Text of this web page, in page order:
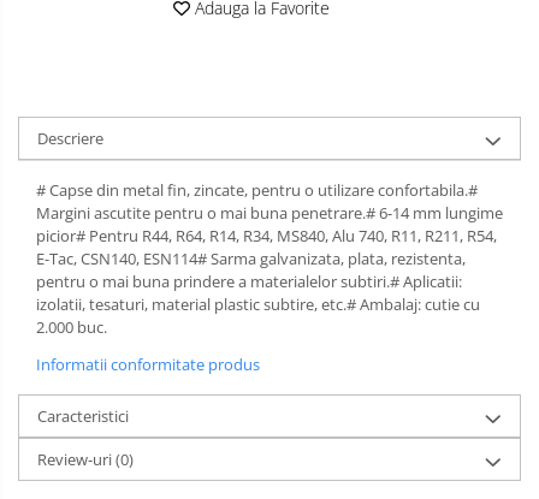
Adauga la Favorite
Descriere
# Capse din metal fin, zincate, pentru o utilizare confortabila.#
Margini ascutite pentru o mai buna penetrare.# 6-14 mm lungime
picior# Pentru R44, R64, R14, R34, MS840, Alu 740, R11, R211, R54,
E-Tac, CSN140, ESN114# Sarma galvanizata, plata, rezistenta,
pentru o mai buna prindere a materialelor subtiri.# Aplicatii:
izolatii, tesaturi, material plastic subtire, etc.# Ambalaj: cutie cu
2.000 buc.
Informatii conformitate produs
Caracteristici
Review-uri(0)